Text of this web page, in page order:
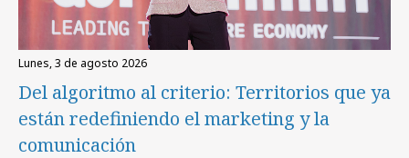
lunes, 3 de agosto 2026
Del algoritmo al criterio: Territorios que ya
están redefiniendo el marketing y la
comunicación